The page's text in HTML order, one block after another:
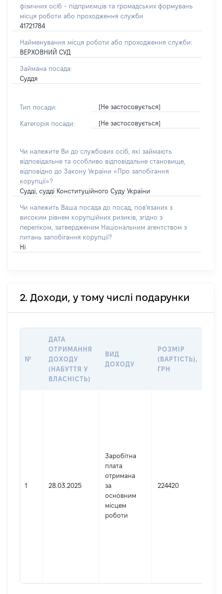
фізичних осіб - підприємців та громадських формувань
місця роботи або проходження служби
41721784
Найменування місця роботи або проходження служби:
ВЕРХОВНИЙ СУД
Займана посада:
Суддя
Тип посади: [Не застосовується]
Категорія посади: [Не застосовується]
Чи належите Ви до службових осіб, які займають
відповідальне та особливо відповідальне становище,
відповідно до Закону України «Про запобігання
корупції»?
Судді, судді Конституційного Суду України
Чи належить Ваша посада до посад, пов'язаних з
високим рівнем корупційних ризиків, згідно з
переліком, затвердженим Національним агентством з
питань запобігання корупції?
Ні
2. Доходи, у тому числі подарунки
№
ДАТА
ОТРИМАННЯ
ДОХОДУ
(НАБУТТЯ У
ВЛАСНІСТЬ)
ВИД
ДОХОДУ
РОЗМІР
(ВАРТІСТЬ),
ГРН
1 28.03.2025
Заробітна
плата
отримана
за
основним
місцем
роботи
224420